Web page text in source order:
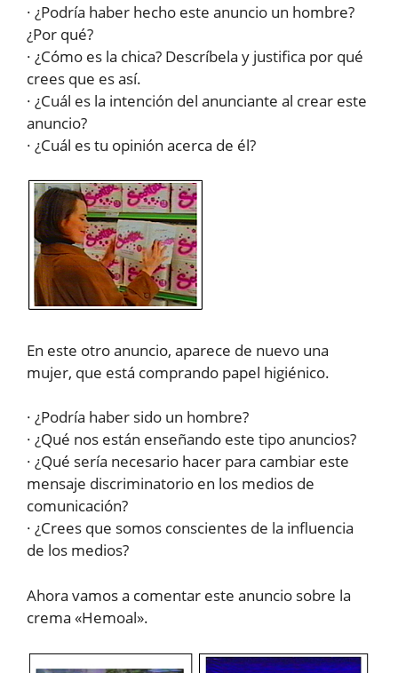
· ¿Podría haber hecho este anuncio un hombre?
¿Por qué?
· ¿Cómo es la chica? Descríbela y justifica por qué
crees que es así.
· ¿Cuál es la intención del anunciante al crear este
anuncio?
· ¿Cuál es tu opinión acerca de él?
En este otro anuncio, aparece de nuevo una
mujer, que está comprando papel higiénico.
· ¿Podría haber sido un hombre?
· ¿Qué nos están enseñando este tipo anuncios?
· ¿Qué sería necesario hacer para cambiar este
mensaje discriminatorio en los medios de
comunicación?
· ¿Crees que somos conscientes de la influencia
de los medios?
Ahora vamos a comentar este anuncio sobre la
crema «Hemoal».